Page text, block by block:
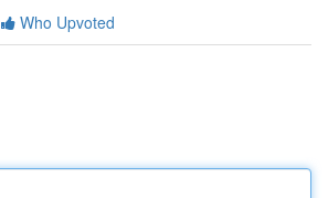
Who Upvoted